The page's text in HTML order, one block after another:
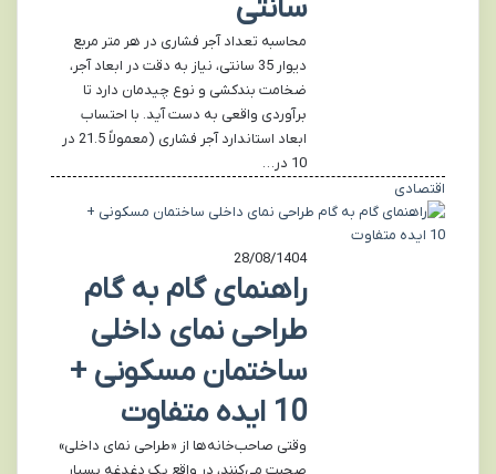
سانتی
محاسبه تعداد آجر فشاری در هر متر مربع
دیوار 35 سانتی، نیاز به دقت در ابعاد آجر،
ضخامت بندکشی و نوع چیدمان دارد تا
برآوردی واقعی به دست آید. با احتساب
ابعاد استاندارد آجر فشاری (معمولاً 21.5 در
10 در…
اقتصادی
28/08/1404
راهنمای گام به گام
طراحی نمای داخلی
ساختمان مسکونی +
10 ایده متفاوت
وقتی صاحب‌خانه‌ها از «طراحی نمای داخلی»
صحبت می‌کنند، در واقع یک دغدغه بسیار